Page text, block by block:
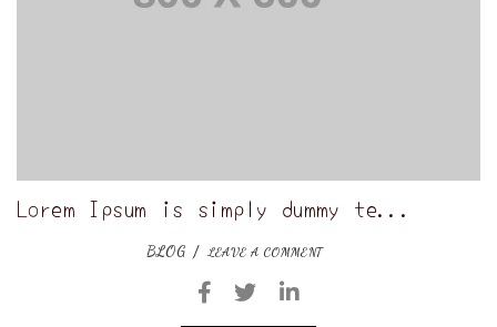
Lorem Ipsum is simply dummy te...
BLOG LEAVE A COMMENT